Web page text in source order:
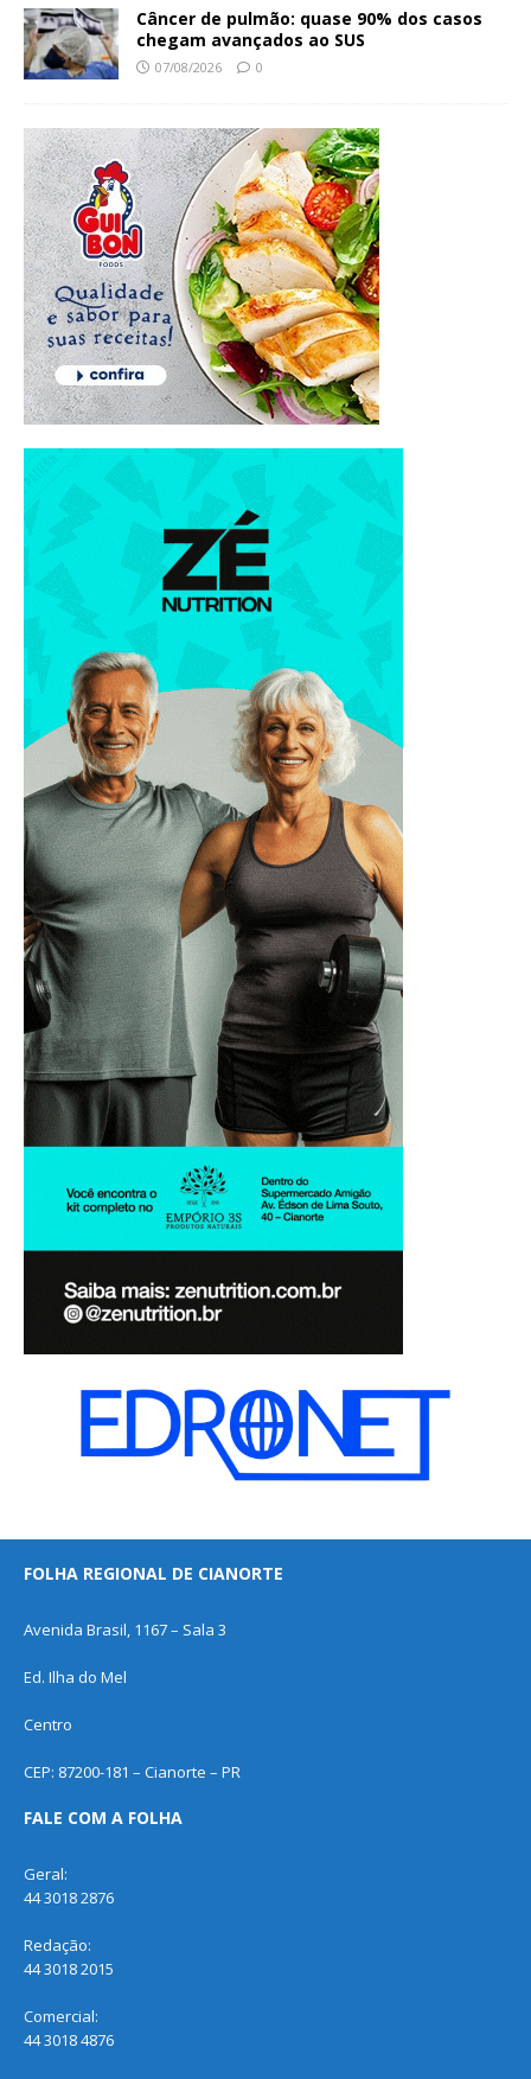
Câncer de pulmão: quase 90% dos casos
chegam avançados ao SUS
07/08/2026 0
FOLHA REGIONAL DE CIANORTE
Avenida Brasil, 1167 – Sala 3
Ed. Ilha do Mel
Centro
CEP: 87200-181 – Cianorte – PR
FALE COM A FOLHA
Geral:
44 3018 2876
Redação:
44 3018 2015
Comercial:
44 3018 4876